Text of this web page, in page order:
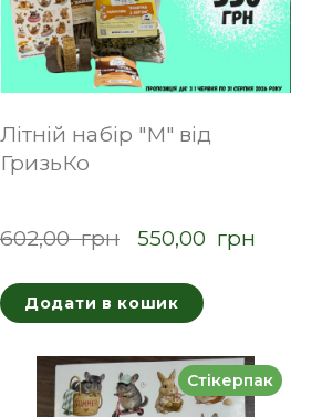
Літній набір "М" від
ГризьКо
602,00  грн 550,00  грн
Додати в кошик
Стікерпак